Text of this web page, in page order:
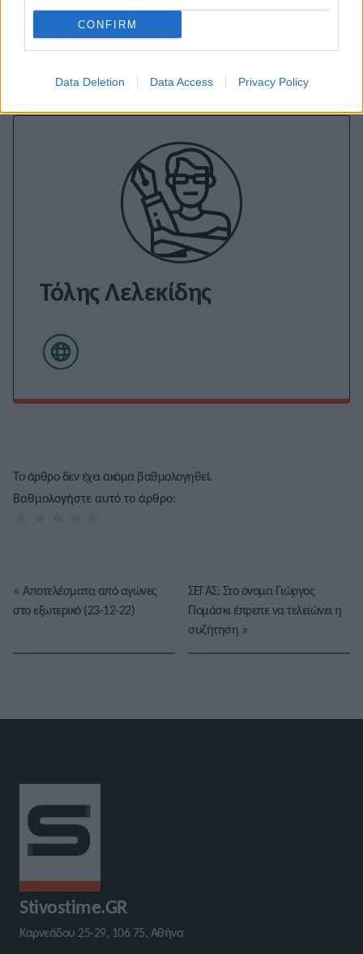
CONFIRM
Data Deletion Data Access Privacy Policy
Εγγραφείτε στο Stivostime των
Τόλης Λελεκίδης
Το άρθρο δεν έχει ακόμα βαθμολογηθεί.
Βαθμολογήστε αυτό το άρθρο:
« Αποτελέσματα από αγώνες
στο εξωτερικό (23-12-22)
ΣΕΓΑΣ: Στο όνομα Γιώργος
Πομάσκι έπρεπε να τελειώνει η
συζήτηση »
Stivostime.GR
Καρνεάδου 25-29, 106 75, Αθήνα